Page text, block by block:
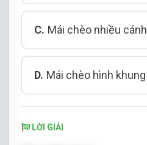
C. Mái chèo nhiều cánh
D. Mái chèo hình khung
LỜI GIẢI